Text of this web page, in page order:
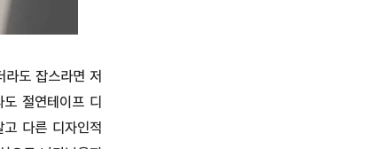
도 잡스라면 저
절연테이프 디
다른 디자인적